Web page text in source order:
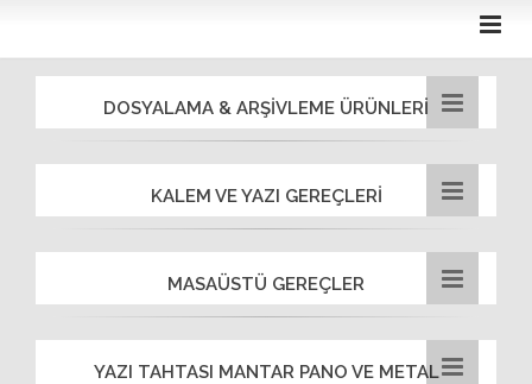
DOSYALAMA & ARŞİVLEME ÜRÜNLERİ
KALEM VE YAZI GEREÇLERİ
MASAÜSTÜ GEREÇLER
YAZI TAHTASI MANTAR PANO VE METAL